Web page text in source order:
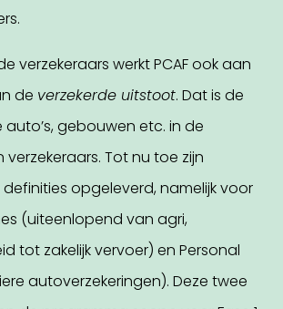
verzekeraars werkt PCAF ook aan
de verzekerde uitstoot. Dat is de
gebouwen etc. in de
Tot nu toe zijn
opgeleverd, namelijk voor
(uiteenlopend van agri,
tot zakelijk vervoer) en Personal
autoverzekeringen). Deze twee